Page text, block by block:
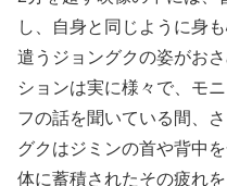
し、自身と同じように身
遣うジョングクの姿がお
ションは実に様々で、モ
フの話を聞いている間、
グクはジミンの首や背中
体に蓄積されたその疲れ